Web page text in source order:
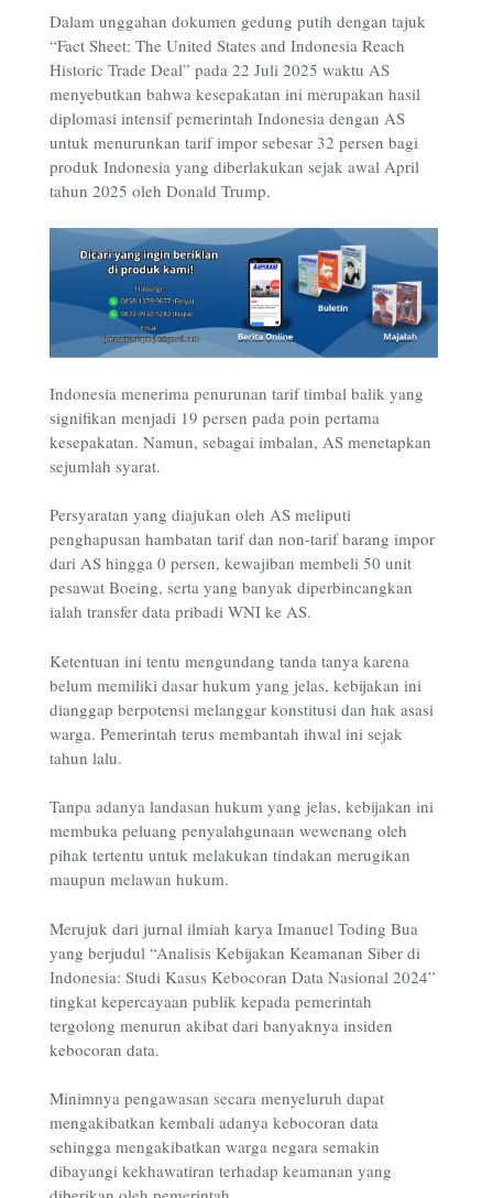
Dalam unggahan dokumen gedung putih dengan tajuk
“Fact Sheet: The United States and Indonesia Reach
Historic Trade Deal” pada 22 Juli 2025 waktu AS
menyebutkan bahwa kesepakatan ini merupakan hasil
diplomasi intensif pemerintah Indonesia dengan AS
untuk menurunkan tarif impor sebesar 32 persen bagi
produk Indonesia yang diberlakukan sejak awal April
tahun 2025 oleh Donald Trump.
Indonesia menerima penurunan tarif timbal balik yang
signifikan menjadi 19 persen pada poin pertama
kesepakatan. Namun, sebagai imbalan, AS menetapkan
sejumlah syarat.
Persyaratan yang diajukan oleh AS meliputi
penghapusan hambatan tarif dan non-tarif barang impor
dari AS hingga 0 persen, kewajiban membeli 50 unit
pesawat Boeing, serta yang banyak diperbincangkan
ialah transfer data pribadi WNI ke AS.
Ketentuan ini tentu mengundang tanda tanya karena
belum memiliki dasar hukum yang jelas, kebijakan ini
dianggap berpotensi melanggar konstitusi dan hak asasi
warga. Pemerintah terus membantah ihwal ini sejak
tahun lalu.
Tanpa adanya landasan hukum yang jelas, kebijakan ini
membuka peluang penyalahgunaan wewenang oleh
pihak tertentu untuk melakukan tindakan merugikan
maupun melawan hukum.
Merujuk dari jurnal ilmiah karya Imanuel Toding Bua
yang berjudul “Analisis Kebijakan Keamanan Siber di
Indonesia: Studi Kasus Kebocoran Data Nasional 2024”
tingkat kepercayaan publik kepada pemerintah
tergolong menurun akibat dari banyaknya insiden
kebocoran data.
Minimnya pengawasan secara menyeluruh dapat
mengakibatkan kembali adanya kebocoran data
sehingga mengakibatkan warga negara semakin
dibayangi kekhawatiran terhadap keamanan yang